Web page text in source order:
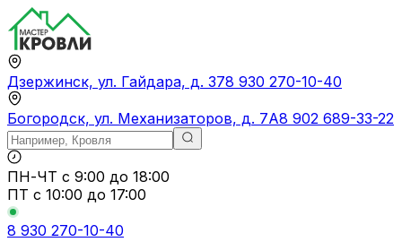
Дзержинск, ул. Гайдара, д. 378 930 270-10-40
Богородск, ул. Механизаторов, д. 7А8 902 689-33-22
ПН-ЧТ с 9:00 до 18:00
ПТ с 10:00 до 17:00
8 930 270-10-40